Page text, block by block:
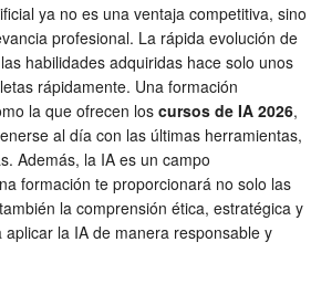
ya no es una ventaja competitiva, sino
profesional. La rápida evolución de
habilidades adquiridas hace solo unos
rápidamente. Una formación
la que ofrecen los cursos de IA 2026,
al día con las últimas herramientas,
Además, la IA es un campo
formación te proporcionará no solo las
la comprensión ética, estratégica y
la IA de manera responsable y